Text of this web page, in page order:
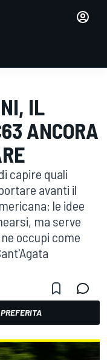
IL
ANCORA
capire quali
avanti il
le idee
ma serve
occupi come